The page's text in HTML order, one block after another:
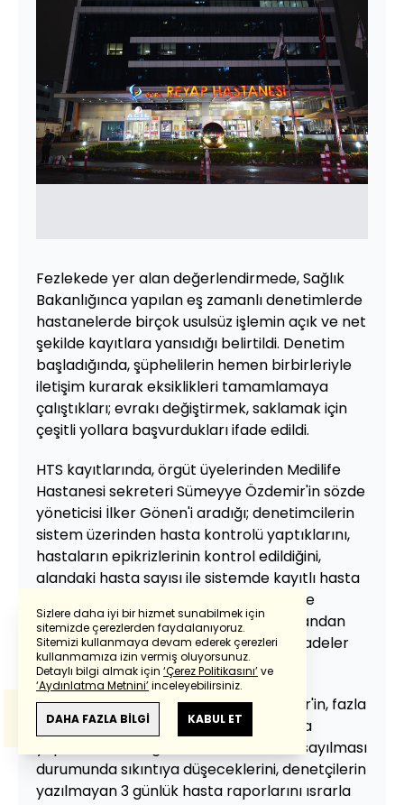
Fezlekede yer alan değerlendirmede, Sağlık
Bakanlığınca yapılan eş zamanlı denetimlerde
hastanelerde birçok usulsüz işlemin açık ve net
şekilde kayıtlara yansıdığı belirtildi. Denetim
başladığında, şüphelilerin hemen birbirleriyle
iletişim kurarak eksiklikleri tamamlamaya
çalıştıkları; evrakı değiştirmek, saklamak için
çeşitli yollara başvurdukları ifade edildi.
HTS kayıtlarında, örgüt üyelerinden Medilife
Hastanesi sekreteri Sümeyye Özdemir'in sözde
yöneticisi İlker Gönen'i aradığı; denetimcilerin
sistem üzerinden hasta kontrolü yaptıklarını,
hastaların epikrizlerinin kontrol edildiğini,
alandaki hasta sayısı ile sistemde kayıtlı hasta
sayısının uyumsuz olduğunu, bu nedenle
denetçiler geldiğinde bazı hastaları alandan
çıkartıp sakladıklarını ilettiğine ilişkin ifadeler
yer aldı.
Bu görüşmenin devamında ise Özdemir'in, fazla
hasta sayısını ekran üzerinden oynama
yaparak düzelttiğini ancak kuvözlerin sayılması
durumunda sıkıntıya düşeceklerini, denetçilerin
yazılmayan 3 günlük hasta raporlarını ısrarla
Sizlere daha iyi bir hizmet sunabilmek için
sitemizde çerezlerden faydalanıyoruz.
Sitemizi kullanmaya devam ederek çerezleri
kullanmamıza izin vermiş oluyorsunuz.
Detaylı bilgi almak için ‘Çerez Politikasını’ve
‘Aydınlatma Metnini’inceleyebilirsiniz.
DAHA FAZLA BİLGİ KABUL ET
Powered by Translate
Bu çevirideGoogle Transletekullanılmıştır.
Anlam ve çeviri hatalarından
haberturk.com
sorumlu değildir.